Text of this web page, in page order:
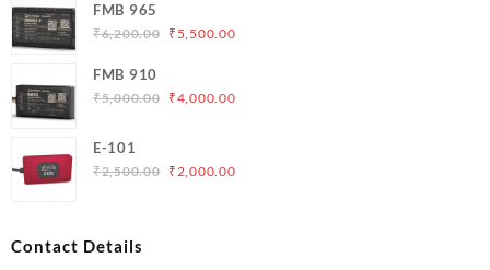
₹5,000.00.
FMB 965
₹6,200.00 Original
₹6,200.00.
₹ 5,500.00Current
₹5,500.00.
FMB 910
₹5,000.00 Original
₹5,000.00.
₹4,000.00Current
E-101
₹2,500.00 Original
₹2,000.00Current
Contact Details